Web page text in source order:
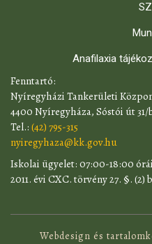
Anafilaxia
​Fenntartó:
Nyíregyházi Tankerületi
4400 Nyíregyháza, Sóstói út 31/
Tel.: (42) 795-315
nyiregyhaza@kk.gov.hu
​Iskolai ügyelet: 07:00-18:00
2011. évi CXC. törvény 27. §. (2)
Webdesign és